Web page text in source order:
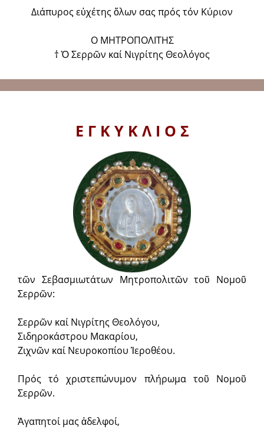
Διάπυρος εὐχέτης ὅλων σας πρός τόν Κύριον
Ο ΜΗΤΡΟΠΟΛΙΤΗΣ
† Ὁ Σερρῶν καί Νιγρίτης Θεολόγος
Ε Γ Κ Υ Κ Λ Ι Ο Σ
τῶν Σεβασμιωτάτων Μητροπολιτῶν τοῦ Νομοῦ
Σερρῶν:
Σερρῶν καί Νιγρίτης Θεολόγου,
Σιδηροκάστρου Μακαρίου,
Ζιχνῶν καί Νευροκοπίου Ἱεροθέου.
Πρός τό χριστεπώνυμον πλήρωμα τοῦ Νομοῦ
Σερρῶν.
Ἀγαπητοί μας ἀδελφοί,